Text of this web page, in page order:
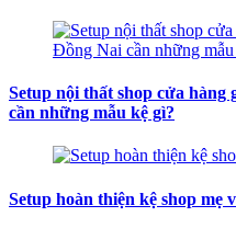
Setup nội thất shop cửa
cần những mẫu kệ gì?
Setup hoàn thiện kệ shop mẹ